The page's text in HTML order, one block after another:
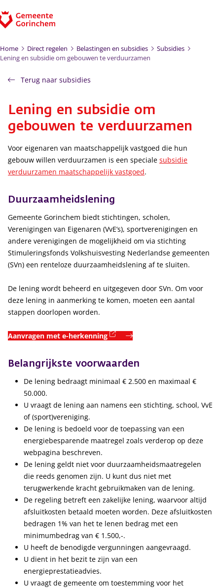
Home Direct regelen Belastingen en subsidies
Subsidies
Lening en subsidie om gebouwen te verduurzamen
Terug naar subsidies
Lening en subsidie om
gebouwen te verduurzamen
Voor eigenaren van maatschappelijk vastgoed die hun
gebouw willen verduurzamen is een speciale subsidie
verduurzamen maatschappelijk vastgoed.
Duurzaamheidslening
Gemeente Gorinchem biedt stichtingen, scholen,
Verenigingen van Eigenaren (VvE’s), sportverenigingen en
andere verenigingen de mogelijkheid om via stichting
Stimuleringsfonds Volkshuisvesting Nederlandse gemeenten
(SVn) een renteloze duurzaamheidslening af te sluiten.
De lening wordt beheerd en uitgegeven door SVn. Om voor
deze lening in aanmerking te komen, moeten een aantal
stappen doorlopen worden.
Aanvragen met e-herkenning (externe link)
Belangrijkste voorwaarden
De lening bedraagt minimaal € 2.500 en maximaal €
50.000.
U vraagt de lening aan namens een stichting, school, VvE
of (sport)vereniging.
De lening is bedoeld voor de toepassing van een
energiebesparende maatregel zoals verderop op deze
webpagina beschreven.
De lening geldt niet voor duurzaamheidsmaatregelen
die reeds genomen zijn. U kunt dus niet met
terugwerkende kracht gebruikmaken van de lening.
De regeling betreft een zakelijke lening, waarvoor altijd
afsluitkosten betaald moeten worden. Deze afsluitkosten
bedragen 1% van het te lenen bedrag met een
minimumbedrag van € 1.500,-.
U heeft de benodigde vergunningen aangevraagd.
U dient in het bezit te zijn van een
energieprestatieadvies.
U vraagt de gemeente om toestemming voor het